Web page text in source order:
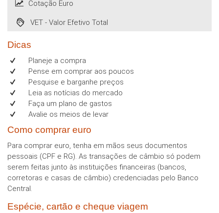
Cotação Euro
VET - Valor Efetivo Total
Dicas
Planeje a compra
Pense em comprar aos poucos
Pesquise e barganhe preços
Leia as notícias do mercado
Faça um plano de gastos
Avalie os meios de levar
Como comprar euro
Para comprar euro, tenha em mãos seus documentos
pessoais (CPF e RG). As transações de câmbio só podem
serem feitas junto às instituições financeiras (bancos,
corretoras e casas de câmbio) credenciadas pelo Banco
Central.
Espécie, cartão e cheque viagem